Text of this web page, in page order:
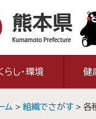
らし・環境 健
ム > 組織でさがす > 各